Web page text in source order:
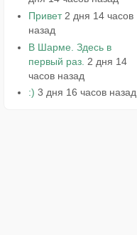
Привет 2 дня 14 часов
назад
В Шарме. Здесь в
первый раз. 2 дня 14
часов назад
:) 3 дня 16 часов назад